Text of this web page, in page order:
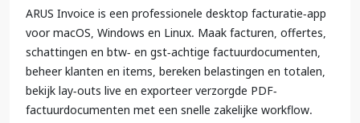
ARUS Invoice is een professionele desktop facturatie-app
voor macOS, Windows en Linux. Maak facturen, offertes,
schattingen en btw- en gst-achtige factuurdocumenten,
beheer klanten en items, bereken belastingen en totalen,
bekijk lay-outs live en exporteer verzorgde PDF-
factuurdocumenten met een snelle zakelijke workflow.